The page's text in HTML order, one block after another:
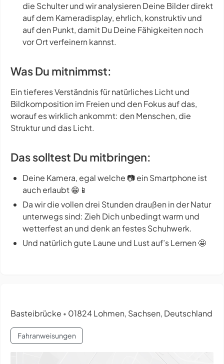
die Schulter und wir analysieren Deine Bilder direkt
auf dem Kameradisplay, ehrlich, konstruktiv und
auf den Punkt, damit Du Deine Fähigkeiten noch
vor Ort verfeinern kannst.
Was Du mitnimmst:
Ein tieferes Verständnis für natürliches Licht und
Bildkomposition im Freien und den Fokus auf das,
worauf es wirklich ankommt: den Menschen, die
Struktur und das Licht.
Das solltest Du mitbringen:
Deine Kamera, egal welche 📷 ein Smartphone ist
auch erlaubt 😁📱
Da wir die vollen drei Stunden draußen in der Natur
unterwegs sind: Zieh Dich unbedingt warm und
wetterfest an und denk an festes Schuhwerk.
Und natürlich gute Laune und Lust auf’s Lernen 🤩
Basteibrücke • 01824 Lohmen, Sachsen, Deutschland
Fahranweisungen